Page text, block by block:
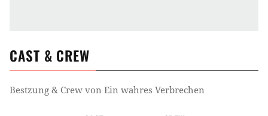
CAST & CREW
Bestzung & Crew von Ein wahres Verbrechen